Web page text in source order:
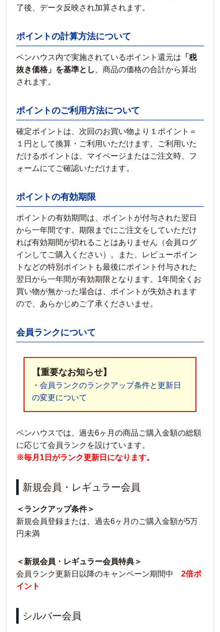
了後、データ反映され加算されます。
ポイントの計算方法について
ペンハウス内で実施されているポイント還元は 「税
抜き価格」を基準とし
、商品の価格の合計から算出
されます。
ポイントのご利用方法について
確定ポイントは、次回のお買い物より１ポイント＝
１円として換算・ご利用いただけます。ご利用いた
だけるポイントは、マイページまたはご注文時、フ
ォームにてご確認いただけます。
ポイントの有効期限
ポイントの有効期間は、ポイントが付与された翌日
から一年間です。期限までにご注文をしていただけ
れば有効期間が切れることはありません（会員ログ
インしてご購入ください）。また、レビューポイン
トなどの特別ポイントも最後にポイント付与された
翌日から一年間が有効期限となります。1年間全くお
買い物が無かった場合は、ポイントが失効されます
ので、あらかじめご了承くださいませ。
会員ランクについて
【重要なお知らせ】
・ 会員ランクのランクアップ条件と更新日
の変更について
ペンハウスでは、過去6ヶ月の商品ご購入金額の総額
に応じて会員ランクを設けています。
※毎月1日がランク更新日になります。
新規会員・レギュラー会員
＜ランクアップ条件＞
新規会員登録または、過去6ヶ月のご購入金額が5万
円未満
＜新規会員・レギュラー会員特典＞
会員ランク更新日以降のキャンペーン期間中 2倍ポ
イント
シルバー会員